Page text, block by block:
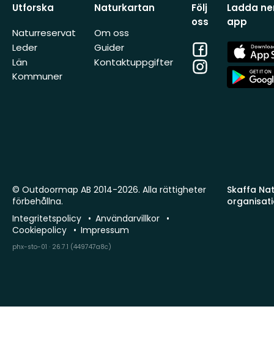
Utforska
Naturreservat
Leder
Län
Kommuner
Naturkartan
Om oss
Guider
Kontaktuppgifter
Följ
oss
Facebook
Instagram
Ladda
app
App
Store
App
Store
Skaffa
© Outdoormap AB 2014-2026. Alla rättigheter
förbehållna.
Integritetspolicy
Användarvillkor
Cookiepolicy
Impressum
phx-sto-01 · 26.7.1 (449747a8c)